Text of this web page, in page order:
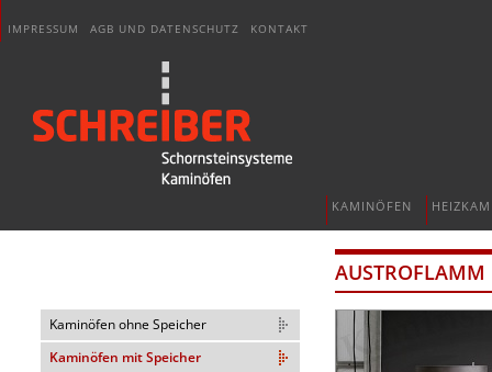
IMPRESSUM AGB UND DATENSCHUTZ KONTAKT
KAMINÖFEN
Kaminöfen ohne Speicher
Kaminöfen mit Speicher
AUSTROFLAMM